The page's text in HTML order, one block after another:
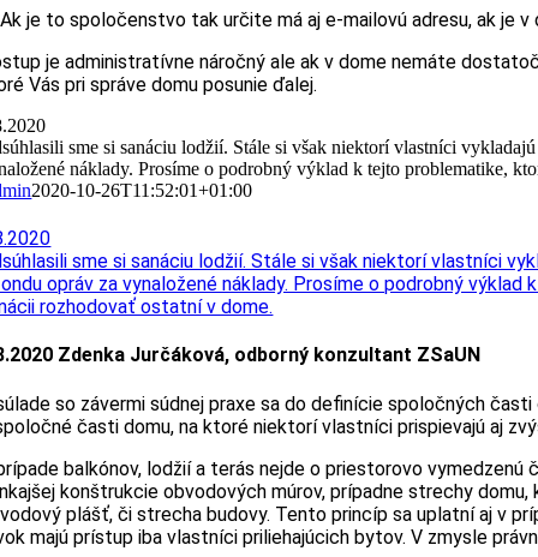
je to spoločenstvo tak určite má aj e-mailovú adresu, ak je
je administratívne náročný ale ak v dome nemáte
Vás pri správe domu posunie ďalej.
sme si sanáciu lodžií. Stále si však niektorí vlastníci
náklady. Prosíme o podrobný výklad k tejto problematike,
2020-10-26T11:52:01+01:00
sme si sanáciu lodžií. Stále si však niektorí vlastníci
opráv za vynaložené náklady. Prosíme o podrobný
rozhodovať ostatní v dome.
Zdenka Jurčáková, odborný konzultant ZSaUN
so závermi súdnej praxe sa do definície spoločných
časti domu, na ktoré niektorí vlastníci prispievajú aj
balkónov, lodžií a terás nejde o priestorovo
konštrukcie obvodových múrov, prípadne strechy
plášť, či strecha budovy. Tento princíp sa uplatní aj v
majú prístup iba vlastníci priliehajúcich bytov. V zmysle